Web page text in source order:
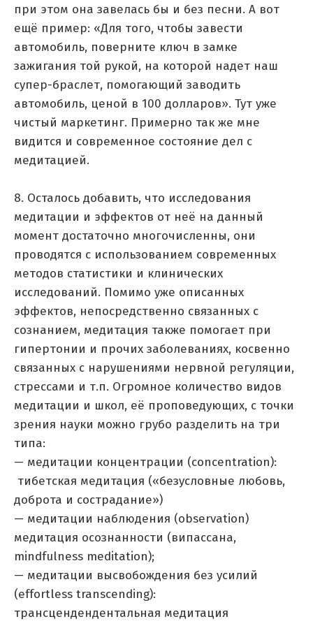
при этом она завелась бы и без песни. А вот
ещё пример: «Для того, чтобы завести
автомобиль, поверните ключ в замке
зажигания той рукой, на которой надет наш
супер-браслет, помогающий заводить
автомобиль, ценой в 100 долларов». Тут уже
чистый маркетинг. Примерно так же мне
видится и современное состояние дел с
медитацией.
8. Осталось добавить, что исследования
медитации и эффектов от неё на данный
момент достаточно многочисленны, они
проводятся с использованием современных
методов статистики и клинических
исследований. Помимо уже описанных
эффектов, непосредственно связанных с
сознанием, медитация также помогает при
гипертонии и прочих заболеваниях, косвенно
связанных с нарушениями нервной регуляции,
стрессами и т.п. Огромное количество видов
медитации и школ, её проповедующих, с точки
зрения науки можно грубо разделить на три
типа:
— медитации концентрации (concentration):
тибетская медитация («безусловные любовь,
доброта и сострадание»)
— медитации наблюдения (observation)
медитация осознанности (випассана,
mindfulness meditation);
— медитации высвобождения без усилий
(effortless transcending):
трансцендендентальная медитация